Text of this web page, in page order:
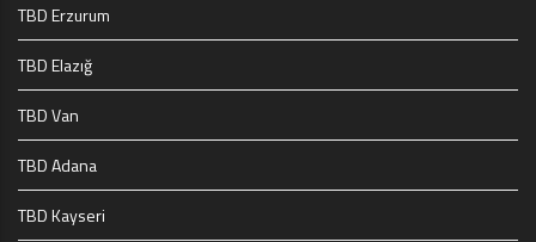
TBD Erzurum
TBD Elazığ
TBD Van
TBD Adana
TBD Kayseri